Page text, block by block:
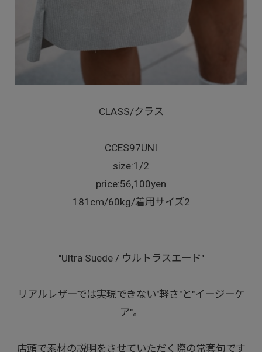
CLASS/クラス
CCES97UNI
size:1/2
price:56,100yen
181cm/60kg/着用サイズ2
"Ultra Suede / ウルトラスエード"
リアルレザーでは実現できない"軽さ"と"イージーケ
ア"。
店頭で素材の説明をさせていただく際の常套句です